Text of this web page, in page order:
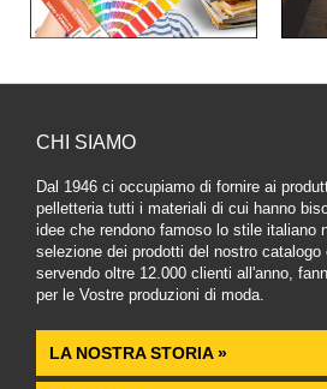
CHI SIAMO
Dal 1946 ci occupiamo di fornire ai
pelletteria tutti i materiali di cui hanno
idee che rendono famoso lo stile italiano
selezione dei prodotti del nostro
servendo oltre 12.000 clienti all'anno,
per le Vostre produzioni di moda.
LA NOSTRA STORIA »